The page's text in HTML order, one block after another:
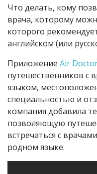
Что делать, кому
врача, которому
которого
английском (или
Приложение Air
путешественников с
языком,
специальностью и
компания добавила
позволяющую
встречаться с
родном языке.